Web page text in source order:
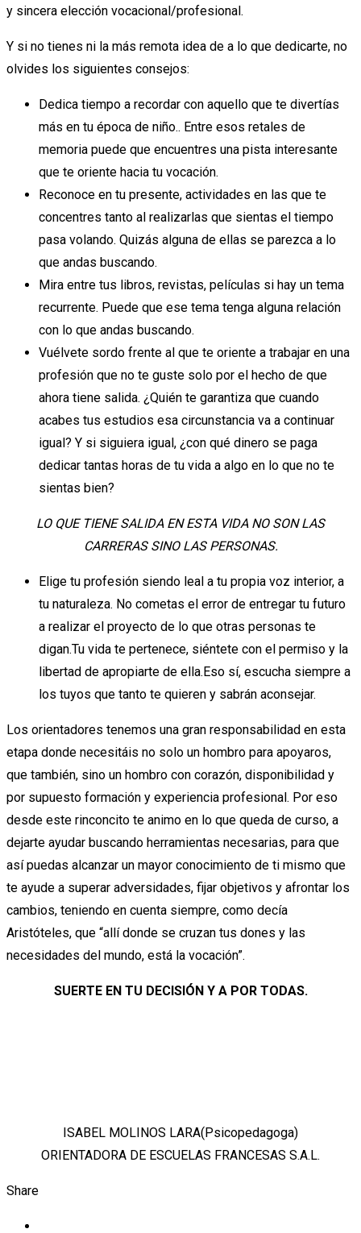
y sincera elección vocacional/profesional.
Y si no tienes ni la más remota idea de a lo que dedicarte, no
olvides los siguientes consejos:
Dedica tiempo a recordar con aquello que te divertías
más en tu época de niño.. Entre esos retales de
memoria puede que encuentres una pista interesante
que te oriente hacia tu vocación.
Reconoce en tu presente, actividades en las que te
concentres tanto al realizarlas que sientas el tiempo
pasa volando. Quizás alguna de ellas se parezca a lo
que andas buscando.
Mira entre tus libros, revistas, películas si hay un tema
recurrente. Puede que ese tema tenga alguna relación
con lo que andas buscando.
Vuélvete sordo frente al que te oriente a trabajar en una
profesión que no te guste solo por el hecho de que
ahora tiene salida. ¿Quién te garantiza que cuando
acabes tus estudios esa circunstancia va a continuar
igual? Y si siguiera igual, ¿con qué dinero se paga
dedicar tantas horas de tu vida a algo en lo que no te
sientas bien?
LO QUE TIENE SALIDA EN ESTA VIDA NO SON LAS
CARRERAS SINO LAS PERSONAS.
Elige tu profesión siendo leal a tu propia voz interior, a
tu naturaleza. No cometas el error de entregar tu futuro
a realizar el proyecto de lo que otras personas te
digan.Tu vida te pertenece, siéntete con el permiso y la
libertad de apropiarte de ella.Eso sí, escucha siempre a
los tuyos que tanto te quieren y sabrán aconsejar.
Los orientadores tenemos una gran responsabilidad en esta
etapa donde necesitáis no solo un hombro para apoyaros,
que también, sino un hombro con corazón, disponibilidad y
por supuesto formación y experiencia profesional. Por eso
desde este rinconcito te animo en lo que queda de curso, a
dejarte ayudar buscando herramientas necesarias, para que
así puedas alcanzar un mayor conocimiento de ti mismo que
te ayude a superar adversidades, fijar objetivos y afrontar los
cambios, teniendo en cuenta siempre, como decía
Aristóteles, que “allí donde se cruzan tus dones y las
necesidades del mundo, está la vocación”.
SUERTE EN TU DECISIÓN Y A POR TODAS.
ISABEL MOLINOS LARA(Psicopedagoga)
ORIENTADORA DE ESCUELAS FRANCESAS S.A.L.
Share